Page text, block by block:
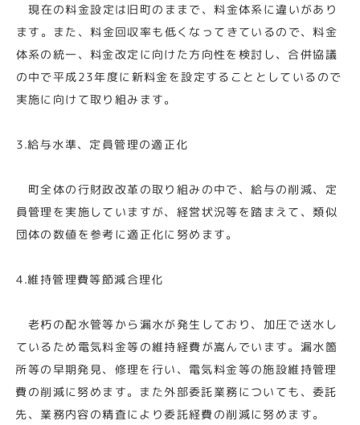
現在の料金設定は旧町のままで、料金体系に違いがあり
ます。また、料金回収率も低くなってきているので、料金
体系の統一、料金改定に向けた方向性を検討し、合併協議
の中で平成23年度に新料金を設定することとしているので
実施に向けて取り組みます。
3.給与水準、定員管理の適正化
町全体の行財政改革の取り組みの中で、給与の削減、定
員管理を実施していますが、経営状況等を踏まえて、類似
団体の数値を参考に適正化に努めます。
4.維持管理費等節減合理化
老朽の配水管等から漏水が発生しており、加圧で送水し
ているため電気料金等の維持経費が嵩んでいます。漏水箇
所等の早期発見、修理を行い、電気料金等の施設維持管理
費の削減に努めます。また外部委託業務についても、委託
先、業務内容の精査により委託経費の削減に努めます。